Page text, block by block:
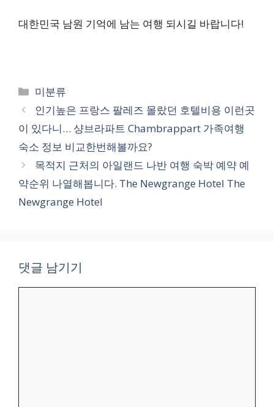
대한민국 남원 기억에 남는 여행 되시길 바랍니다!
카
테
리
미분류
인기높은 프랑스 팔레즈 몰랐던 호텔비용 이런곳
이 있다니… 샹브라파트 Chambrappart 가족여행
숙소 정보 비교한번해볼까요?
목적지 근처의 아일랜드 나반 여행 숙박 예약 예
약순위 나열해봅니다. The Newgrange Hotel The
Newgrange Hotel
댓글 남기기